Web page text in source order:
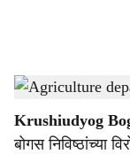
a
Bogus seed and fertilizer
Krushiudyog
बोगस निविष्ठांच्या